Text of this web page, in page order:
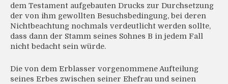
dem Testament aufgebauten Drucks zur Durchsetzung
der von ihm gewollten Besuchsbedingung, bei deren
Nichtbeachtung nochmals verdeutlicht werden sollte,
dass dann der Stamm seines Sohnes B in jedem Fall
nicht bedacht sein würde.
Die von dem Erblasser vorgenommene Aufteilung
seines Erbes zwischen seiner Ehefrau und seinen